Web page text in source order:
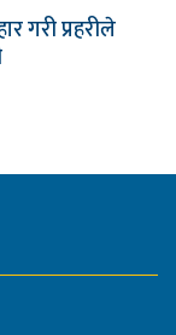
गरी प्रहरीले